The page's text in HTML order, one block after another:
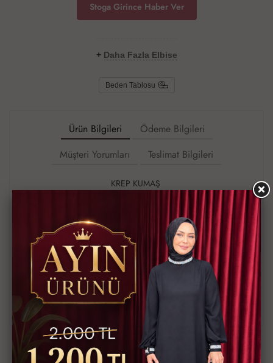
Stoga Girince Haber Ver
+ Daha Fazla Elbise
Beden Tablosu
Ürün Bilgileri
Ödeme Bilgileri
Müşteri Yorumları
Teslimat Bilgileri
KREP KUMAŞ
LEYLA ABİYE ELBİSEMİZ,
40/42/44/46/48/50 bedenler
Tam kalıptır
İç göstermez Krep Kumaştır ,
Boy 142 cm, Seyyar Kemerli , Arkadan fermuarlıdır
Ürün Kodu
3779-100